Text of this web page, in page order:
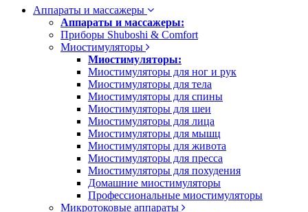
Аппараты и массажеры
Аппараты и массажеры:
Приборы Shuboshi & Comfort
Миостимуляторы
Миостимуляторы:
Миостимуляторы для ног и рук
Миостимуляторы для тела
Миостимуляторы для спины
Миостимуляторы для шеи
Миостимуляторы для лица
Миостимуляторы для мышц
Миостимуляторы для живота
Миостимуляторы для пресса
Миостимуляторы для похудения
Домашние миостимуляторы
Профессиональные миостимуляторы
Микротоковые аппараты